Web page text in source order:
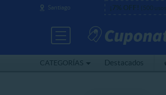
Santiago ¡7% OFF! (500 usos)
CATEGORÍAS Destacados